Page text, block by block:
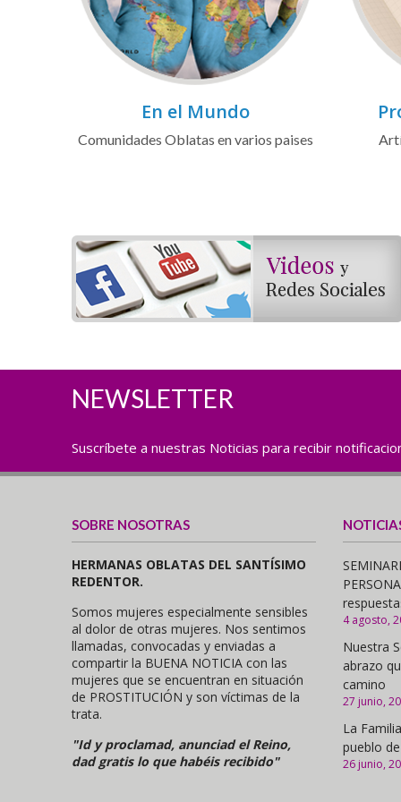
En el Mundo
Comunidades Oblatas en varios paises
NEWSLETTER
Suscríbete a nuestras Noticias para recibir
SOBRE NOSOTRAS
HERMANAS OBLATAS DEL SANTÍSIMO
REDENTOR.
Somos mujeres especialmente sensibles
al dolor de otras mujeres. Nos sentimos
llamadas, convocadas y enviadas a
compartir la BUENA NOTICIA con las
mujeres que se encuentran en situación
de PROSTITUCIÓN y son víctimas de la
trata.
"Id y proclamad, anunciad el Reino,
dad gratis lo que habéis recibido"
4 agosto,
Nuestra
abrazo
camino
27 junio,
La
pueblo
26 junio,